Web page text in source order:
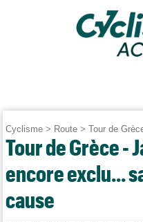
Cyclisme > Route >Tour de
Tour de Grèce -
encore exclu...
cause